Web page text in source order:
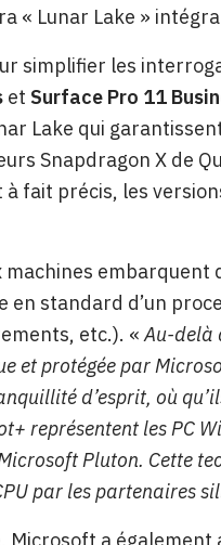
« Lunar Lake »
simplifier les
et Surface Pro 11
Lake qui
Snapdragon X de
fait précis, les
machines
en standard d’un
etc.). «Au-delà
et protégée par
d’esprit, où
représentent les PC
Pluton. Cette
par les partenaires